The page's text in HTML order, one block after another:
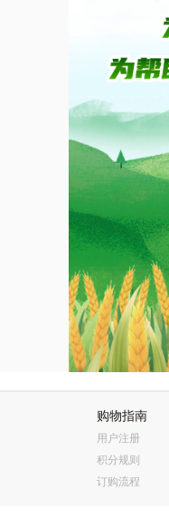
购物指南
用户注册
积分规则
订购流程